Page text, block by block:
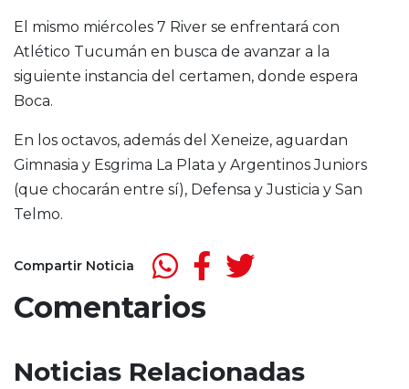
El mismo miércoles 7 River se enfrentará con
Atlético Tucumán en busca de avanzar a la
siguiente instancia del certamen, donde espera
Boca.
En los octavos, además del Xeneize, aguardan
Gimnasia y Esgrima La Plata y Argentinos Juniors
(que chocarán entre sí), Defensa y Justicia y San
Telmo.
Compartir Noticia
Comentarios
Noticias Relacionadas